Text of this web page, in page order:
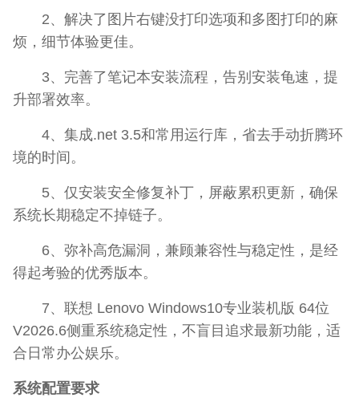
2、解决了图片右键没打印选项和多图打印的麻
烦，细节体验更佳。
3、完善了笔记本安装流程，告别安装龟速，提
升部署效率。
4、集成.net 3.5和常用运行库，省去手动折腾环
境的时间。
5、仅安装安全修复补丁，屏蔽累积更新，确保
系统长期稳定不掉链子。
6、弥补高危漏洞，兼顾兼容性与稳定性，是经
得起考验的优秀版本。
7、联想 Lenovo Windows10专业装机版 64位
V2026.6侧重系统稳定性，不盲目追求最新功能，适
合日常办公娱乐。
系统配置要求